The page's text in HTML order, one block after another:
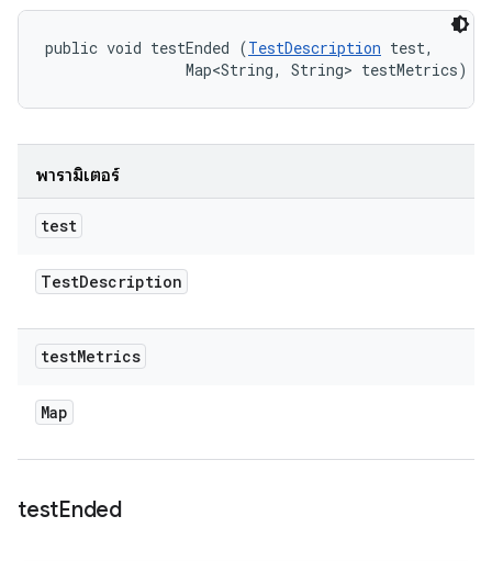
public void testEnded (TestDescription test,
                Map<String, String> testMetrics)
พารามิเตอร์
test
TestDescription
testMetrics
Map
testEnded